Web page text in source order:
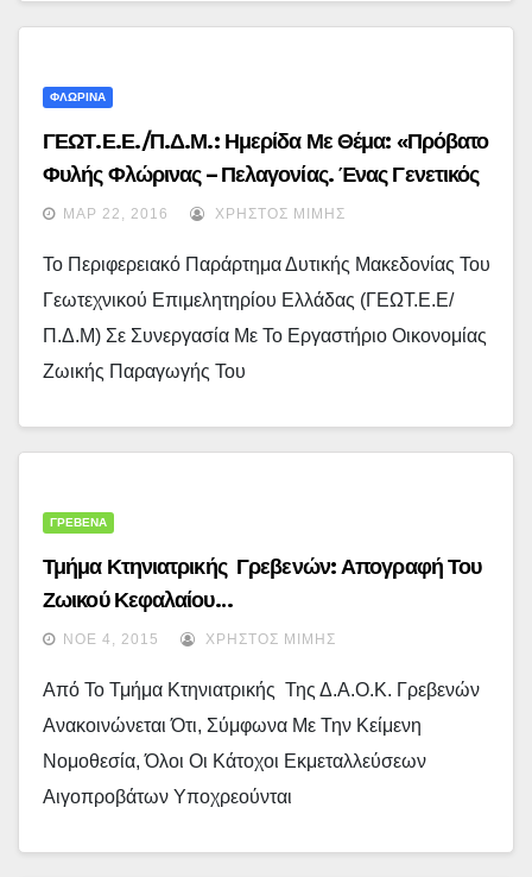
ΦΛΩΡΙΝΑ
ΓΕΩΤ.Ε.Ε./Π.Δ.Μ.: Ημερίδα Με Θέμα: «Πρόβατο
Φυλής Φλώρινας – Πελαγονίας. Ένας Γενετικός
Πόρος Ανάπτυξης»
ΜΑΡ 22, 2016 ΧΡΉΣΤΟΣ ΜΊΜΗΣ
Το Περιφερειακό Παράρτημα Δυτικής Μακεδονίας Του
Γεωτεχνικού Επιμελητηρίου Ελλάδας (ΓΕΩΤ.Ε.Ε/
Π.Δ.Μ) Σε Συνεργασία Με Το Εργαστήριο Οικονομίας
Ζωικής Παραγωγής Του
ΓΡΕΒΕΝΑ
Τμήμα Κτηνιατρικής Γρεβενών: Απογραφή Του
Ζωικού Κεφαλαίου…
ΝΟΈ 4, 2015 ΧΡΉΣΤΟΣ ΜΊΜΗΣ
Από Το Τμήμα Κτηνιατρικής Της Δ.Α.Ο.Κ. Γρεβενών
Ανακοινώνεται Ότι, Σύμφωνα Με Την Κείμενη
Νομοθεσία, Όλοι Οι Κάτοχοι Εκμεταλλεύσεων
Αιγοπροβάτων Υποχρεούνται